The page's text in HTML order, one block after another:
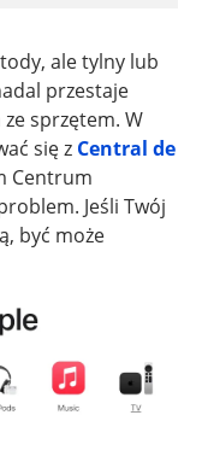
ale tylny lub
przestaje
sprzętem. W
się z Central de
Centrum
Jeśli Twój
być może